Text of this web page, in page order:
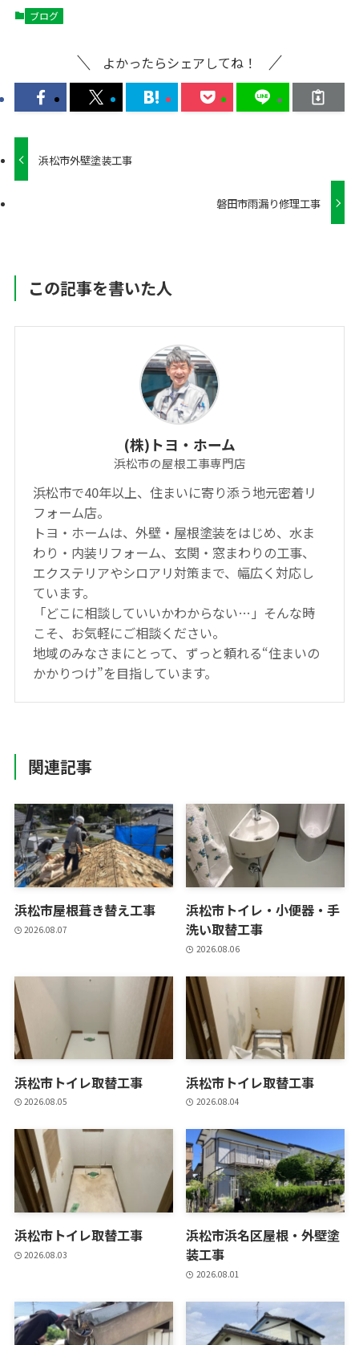
ブログ
よかったらシェアしてね！
浜松市外壁塗装工事
磐田市雨漏り修理工事
この記事を書いた人
(株)トヨ・ホーム
浜松市の屋根工事専門店
浜松市で40年以上、住まいに寄り添う地元密着リ
フォーム店。
トヨ・ホームは、外壁・屋根塗装をはじめ、水ま
わり・内装リフォーム、玄関・窓まわりの工事、
エクステリアやシロアリ対策まで、幅広く対応し
ています。
「どこに相談していいかわからない…」そんな時
こそ、お気軽にご相談ください。
地域のみなさまにとって、ずっと頼れる“住まいの
かかりつけ”を目指しています。
関連記事
浜松市屋根葺き替え工事
2026.08.07
浜松市トイレ・小便器・手
洗い取替工事
2026.08.06
浜松市トイレ取替工事
2026.08.05
浜松市トイレ取替工事
2026.08.04
浜松市トイレ取替工事
2026.08.03
浜松市浜名区屋根・外壁塗
装工事
2026.08.01